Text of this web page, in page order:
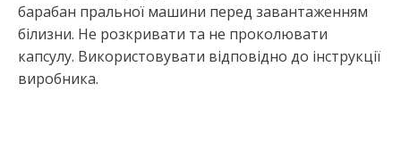
барабан пральної машини перед завантаженням
білизни. Не розкривати та не проколювати
капсулу. Використовувати відповідно до інструкції
виробника.